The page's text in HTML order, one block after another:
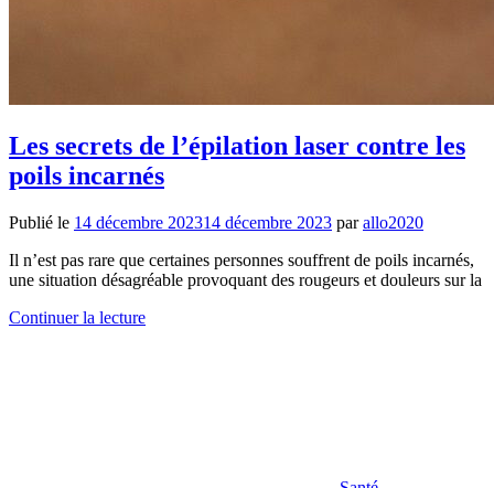
Les secrets de l’épilation laser contre les
poils incarnés
Publié le 14 décembre 202314 décembre 2023 parallo2020
Il n’est pas rare que certaines personnes souffrent de poils incarnés,
une situation désagréable provoquant des rougeurs et douleurs sur la
Continuer la lecture